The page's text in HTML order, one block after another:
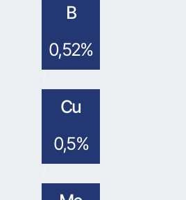
B
0,52%
Cu
0,5%